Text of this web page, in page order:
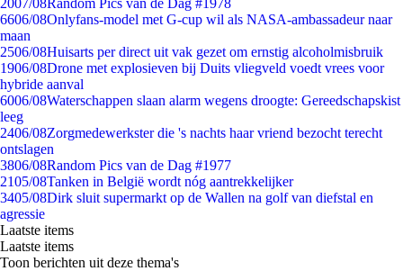
2007/08Random Pics van de Dag #1978
6606/08Onlyfans-model met G-cup wil als NASA-ambassadeur naar
maan
2506/08Huisarts per direct uit vak gezet om ernstig alcoholmisbruik
1906/08Drone met explosieven bij Duits vliegveld voedt vrees voor
hybride aanval
6006/08Waterschappen slaan alarm wegens droogte: Gereedschapskist
leeg
2406/08Zorgmedewerkster die 's nachts haar vriend bezocht terecht
ontslagen
3806/08Random Pics van de Dag #1977
2105/08Tanken in België wordt nóg aantrekkelijker
3405/08Dirk sluit supermarkt op de Wallen na golf van diefstal en
agressie
Laatste items
Laatste items
Toon berichten uit deze thema's